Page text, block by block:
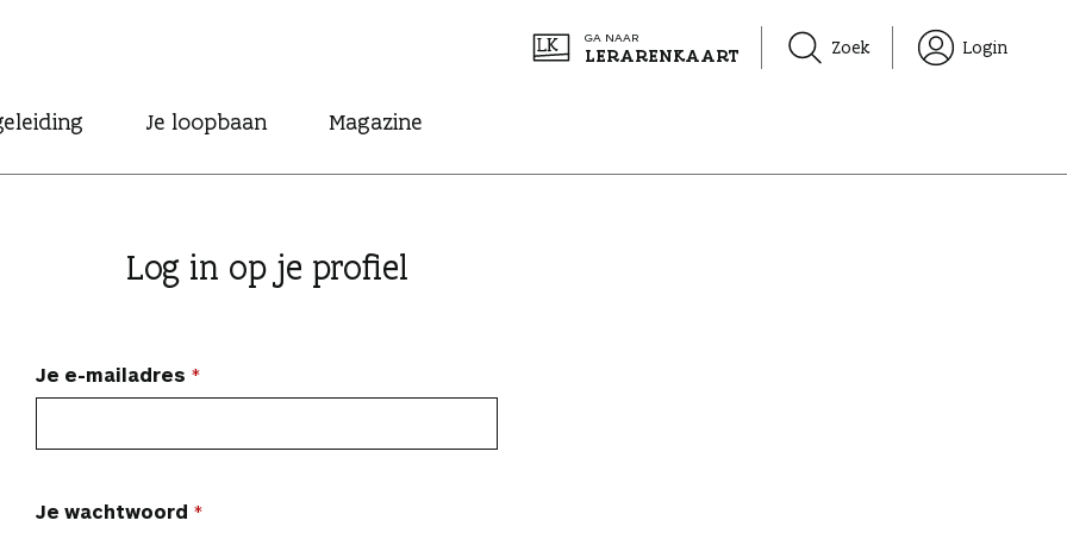
GA NAAR
LERARENKAART Zoek Login
Je loopbaan Magazine
Log in op je profiel
Je e-mailadres
Je wachtwoord